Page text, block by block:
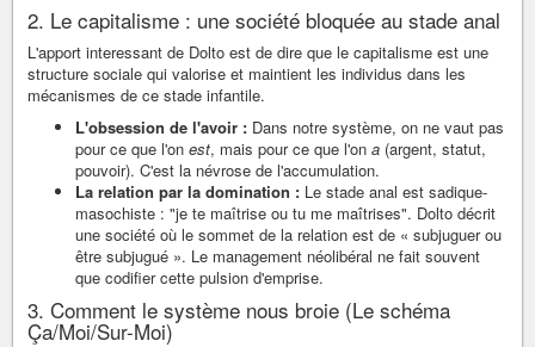
2. Le capitalisme : une société bloquée au stade anal
L'apport interessant de Dolto est de dire que le capitalisme est une
structure sociale qui valorise et maintient les individus dans les
mécanismes de ce stade infantile.
L'obsession de l'avoir : Dans notre système, on ne vaut pas
pour ce que l'on est, mais pour ce que l'on a (argent, statut,
pouvoir). C'est la névrose de l'accumulation.
La relation par la domination : Le stade anal est sadique-
masochiste : "je te maîtrise ou tu me maîtrises". Dolto décrit
une société où le sommet de la relation est de « subjuguer ou
être subjugué ». Le management néolibéral ne fait souvent
que codifier cette pulsion d'emprise.
3. Comment le système nous broie (Le schéma
Ça/Moi/Sur-Moi)